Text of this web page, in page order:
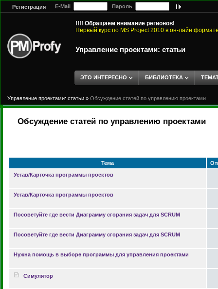
Регистрация E-Mail Пароль
!!!! Обращаем внимание регионов!
Первый курс по MS Project 2010 в он-лайн
Управление проектами: статьи
ЭТО ИНТЕРЕСНО БИБЛИОТЕКА
Управление проектами: статьи » Обсуждение статей по управлению проектами
Обсуждение статей по управлению проектами
Тема
Устав/Карточка программы проектов
Устав/Карточка программы проектов
Посоветуйте где вести Диаграмму сгорания задач для SCRUM
Посоветуйте где вести Диаграмму сгорания задач для SCRUM
Нужна помощь в выборе программы для управления проектами
Симулятор